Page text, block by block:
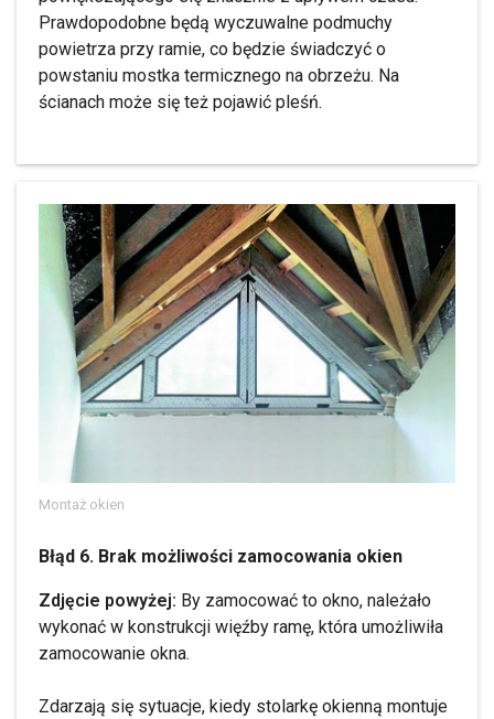
Prawdopodobne będą wyczuwalne podmuchy
powietrza przy ramie, co będzie świadczyć o
powstaniu mostka termicznego na obrzeżu. Na
ścianach może się też pojawić pleśń.
Montaż okien
Błąd 6. Brak możliwości zamocowania okien
Zdjęcie powyżej: By zamocować to okno, należało
wykonać w konstrukcji więźby ramę, która umożliwiła
zamocowanie okna.
Zdarzają się sytuacje, kiedy stolarkę okienną montuje